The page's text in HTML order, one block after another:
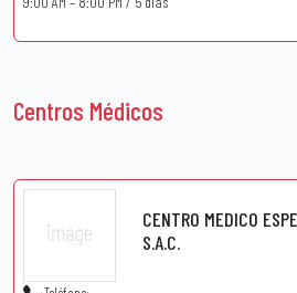
Centros Médicos
CENTRO MEDICO
S.A.C.